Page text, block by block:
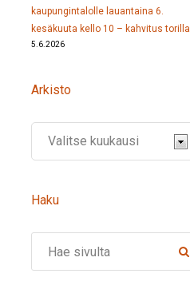
kaupungintalolle lauantaina 6.
kesäkuuta kello 10 – kahvitus torilla
5.6.2026
Arkisto
Haku